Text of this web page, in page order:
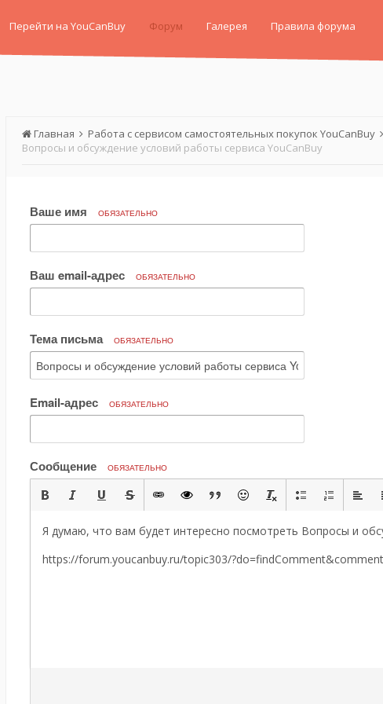
Перейти на YouCanBuy Форум Галерея Правила форума
Главная Работа с сервисом самостоятельных покупок YouCanBuy
Вопросы и обсуждение условий работы сервиса YouCanBuy
Ваше имя ОБЯЗАТЕЛЬНО
Ваш email-адрес ОБЯЗАТЕЛЬНО
Тема письма ОБЯЗАТЕЛЬНО
Email-адрес ОБЯЗАТЕЛЬНО
Сообщение ОБЯЗАТЕЛЬНО
Я думаю, что вам будет интересно посмотреть Вопросы и
https://forum.youcanbuy.ru/topic303/